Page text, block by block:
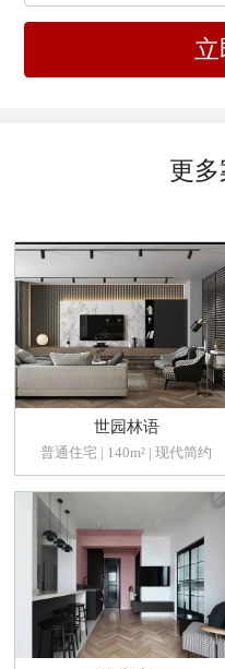
更
世园林语
普通住宅 | 140m² | 现代简约